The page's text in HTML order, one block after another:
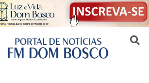
Sair da versão mobile